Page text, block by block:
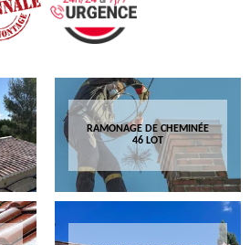
RAMONAGE DE CHEMINÉE
46 LOT